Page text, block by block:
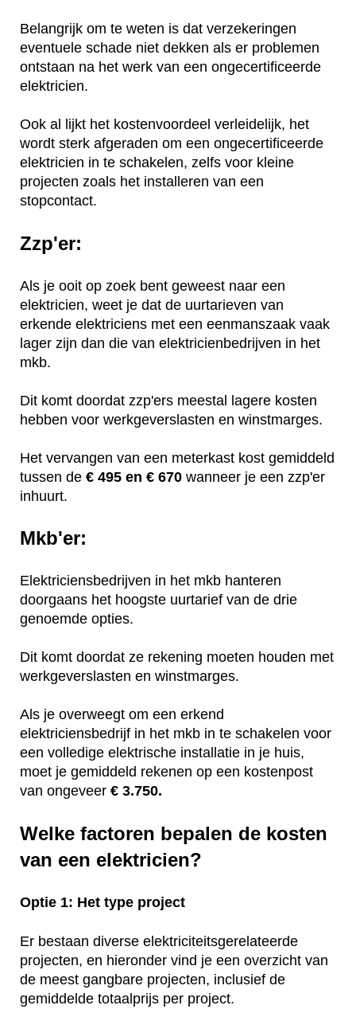
Belangrijk om te weten is dat verzekeringen
eventuele schade niet dekken als er problemen
ontstaan na het werk van een ongecertificeerde
elektricien.
Ook al lijkt het kostenvoordeel verleidelijk, het
wordt sterk afgeraden om een ongecertificeerde
elektricien in te schakelen, zelfs voor kleine
projecten zoals het installeren van een
stopcontact.
Zzp'er:
Als je ooit op zoek bent geweest naar een
elektricien, weet je dat de uurtarieven van
erkende elektriciens met een eenmanszaak vaak
lager zijn dan die van elektricienbedrijven in het
mkb.
Dit komt doordat zzp'ers meestal lagere kosten
hebben voor werkgeverslasten en winstmarges.
Het vervangen van een meterkast kost gemiddeld
tussen de € 495 en € 670 wanneer je een zzp'er
inhuurt.
Mkb'er:
Elektriciensbedrijven in het mkb hanteren
doorgaans het hoogste uurtarief van de drie
genoemde opties.
Dit komt doordat ze rekening moeten houden met
werkgeverslasten en winstmarges.
Als je overweegt om een erkend
elektriciensbedrijf in het mkb in te schakelen voor
een volledige elektrische installatie in je huis,
moet je gemiddeld rekenen op een kostenpost
van ongeveer € 3.750.
Welke factoren bepalen de kosten
van een elektricien?
Optie 1: Het type project
Er bestaan diverse elektriciteitsgerelateerde
projecten, en hieronder vind je een overzicht van
de meest gangbare projecten, inclusief de
gemiddelde totaalprijs per project.